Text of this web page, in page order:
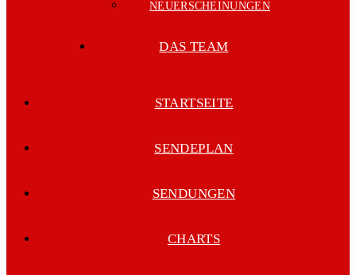
NEUERSCHEINUNGEN
DAS TEAM
STARTSEITE
SENDEPLAN
SENDUNGEN
CHARTS